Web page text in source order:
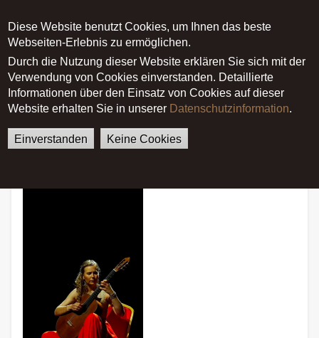
Diese Website benutzt Cookies, um Ihnen das beste
Webseiten-Erlebnis zu ermöglichen.
Durch die Nutzung dieser Website erklären Sie sich mit der
Verwendung von Cookies einverstanden. Detaillierte
Informationen über den Einsatz von Cookies auf dieser
Website erhalten Sie in unserer Datenschutzinformation.
Einverstanden Keine Cookies
Main menu
German English
Startseite
News
Marokko Konzerttour